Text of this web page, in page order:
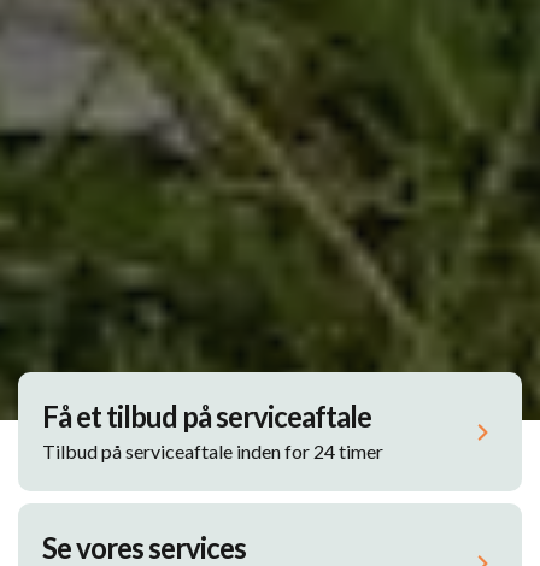
Få et tilbud på serviceaftale
Tilbud på serviceaftale inden for 24 timer
Se vores services